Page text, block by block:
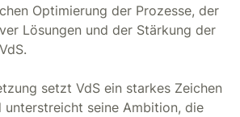
Optimierung der Prozesse, der
Lösungen und der Stärkung der
setzt VdS ein starkes Zeichen
seine Ambition, die